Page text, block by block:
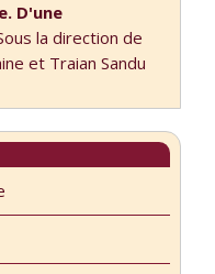
D'une
la direction de
et Traian Sandu